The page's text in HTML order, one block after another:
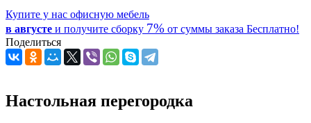
Купите у нас офисную мебель
в августе и получите сборку 7% от суммы заказа Бесплатно!
Поделиться
Настольная перегородка